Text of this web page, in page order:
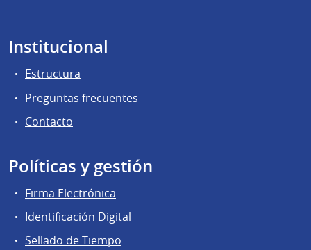
Institucional
Estructura
Preguntas frecuentes
Contacto
Políticas y gestión
Firma Electrónica
Identificación Digital
Sellado de Tiempo